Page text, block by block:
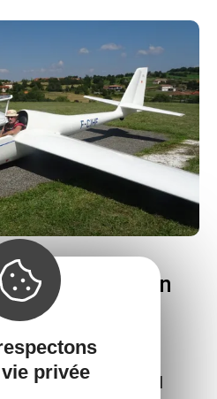
de l'Aveyron
du vol en planeur, vol
privée